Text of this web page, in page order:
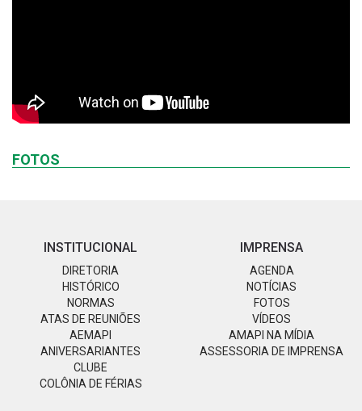
FOTOS
INSTITUCIONAL
DIRETORIA
HISTÓRICO
NORMAS
ATAS DE REUNIÕES
AEMAPI
ANIVERSARIANTES
CLUBE
COLÔNIA DE FÉRIAS
IMPRENSA
AGENDA
NOTÍCIAS
FOTOS
VÍDEOS
AMAPI NA MÍDIA
ASSESSORIA DE IMPRENSA